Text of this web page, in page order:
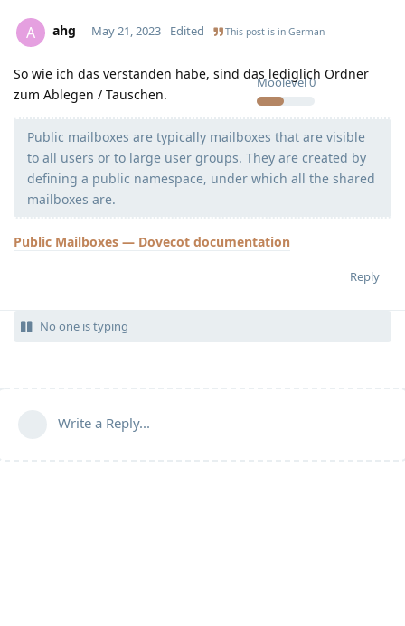
A ahg
Moolevel0
May 21, 2023 Edited This post is in German
So wie ich das verstanden habe, sind das lediglich Ordner
zum Ablegen / Tauschen.
Public mailboxes are typically mailboxes that are visible
to all users or to large user groups. They are created by
defining a public namespace, under which all the shared
mailboxes are.
Public Mailboxes — Dovecot documentation
Reply
No one is typing
Write a Reply...